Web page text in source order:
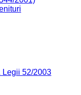
Legii 52/2003